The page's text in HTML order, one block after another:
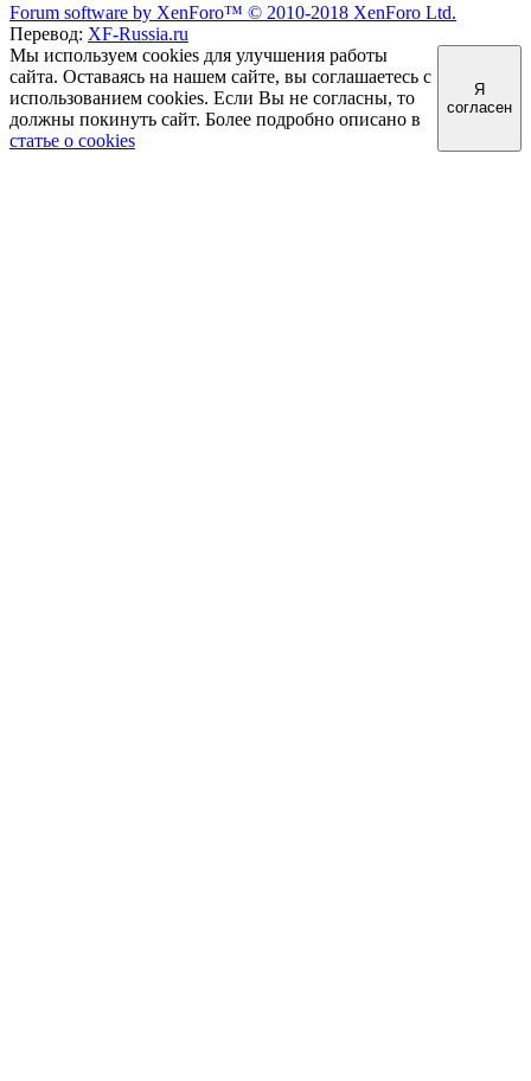
Forum software by XenForo™ © 2010-2018 XenForo Ltd.
Перевод: XF-Russia.ru
Мы используем cookies для улучшения работы
сайта. Оставаясь на нашем сайте, вы соглашаетесь с
использованием cookies. Если Вы не согласны, то
должны покинуть сайт. Более подробно описано в
статье о cookies
Я
согласен